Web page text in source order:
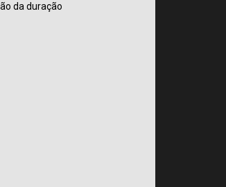
da duração